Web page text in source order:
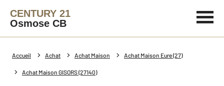
CENTURY 21
Osmose CB
Accueil Achat Achat Maison Achat Maison Eure (27)
Achat Maison GISORS (27140)